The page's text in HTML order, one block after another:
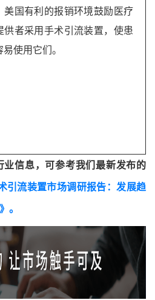
美国有利的报销环境鼓励医疗
供者采用手术引流装置，使患
使用它们。
信息，可参考我们最新发布的
引流装置市场调研报告：发展趋
。